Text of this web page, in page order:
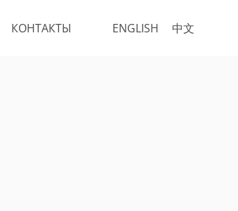
ENGLISH 中文
КОНТАКТЫ